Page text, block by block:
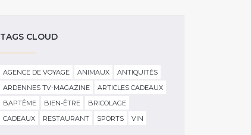
TAGS CLOUD
AGENCE DE VOYAGE ANIMAUX
ANTIQUITÉS
ARDENNES TV-MAGAZINE
ARTICLES CADEAUX
BAPTÊME
BIEN-ÊTRE
BRICOLAGE
CADEAUX
RESTAURANT SPORTS VIN